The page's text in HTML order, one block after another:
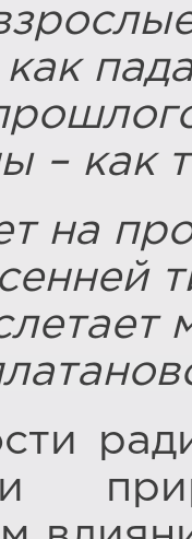
– как
на
и